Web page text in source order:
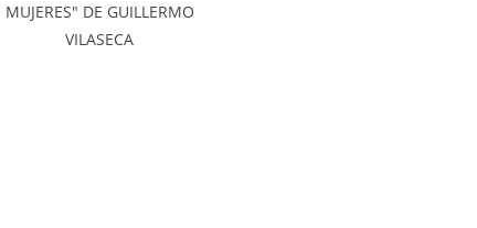
MUJERES" DE GUILLERMO
VILASECA